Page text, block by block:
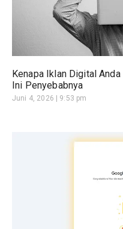
Kenapa Iklan Digital Anda
Ini Penyebabnya
Juni 4, 2026 9:53 pm